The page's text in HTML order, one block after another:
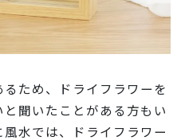
ため、ドライフラワーを
聞いたことがある方もい
水では、ドライフラワー